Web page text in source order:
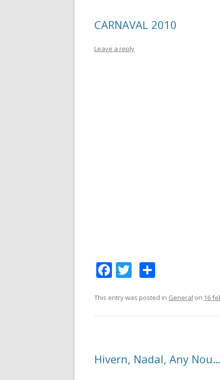
k ix
CARNAVAL 2010
Leave a reply
F
e
k
T
itt m
ix
This entry was posted in General on 16
Hivern, Nadal, Any Nou…